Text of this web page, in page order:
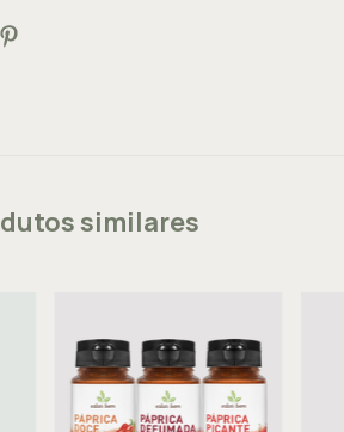
similares